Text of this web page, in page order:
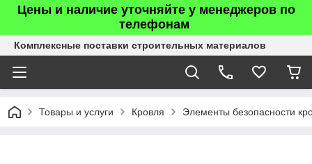
Цены и наличие уточняйте у менеджеров по
телефонам
Комплексные поставки строительных материалов
Товары и услуги Кровля Элементы безопасности